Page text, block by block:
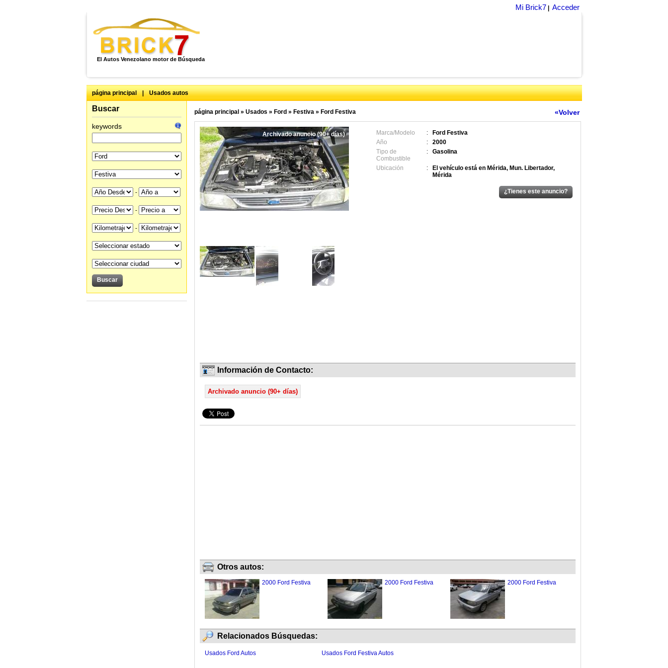
Mi Brick7 Acceder
El Autos Venezolano motor de Búsqueda
página principal | Usados autos
Buscar
keywords
-
-
-
«Volver
página principal » Usados » Ford » Festiva» Ford Festiva
Archivado anuncio (90+ días) Marca/Modelo :
Ford Festiva
Año
:
2000
Tipo de
Combustible
: Gasolina
Ubicación :
El vehículo está en Mérida, Mun. Libertador,
Mérida
Información de Contacto:
Archivado anuncio (90+ días)
Otros autos:
2000 Ford Festiva 2000 Ford Festiva 2000 Ford Festiva
Relacionados Búsquedas:
Usados Ford Autos Usados Ford Festiva Autos